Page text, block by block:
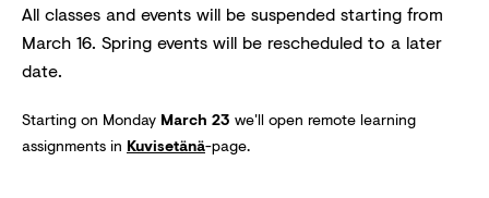
All classes and events will be suspended starting from
March 16. Spring events will be rescheduled to a later
date.
Starting on Monday March 23 we'll open remote learning
assignments in Kuvisetänä-page.